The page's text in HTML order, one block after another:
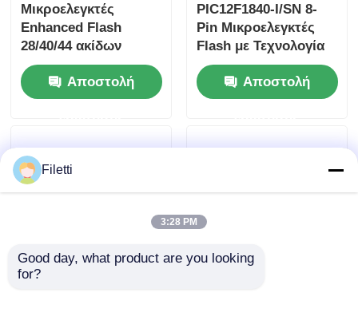
Μικροελεγκτές
Enhanced Flash
28/40/44 ακίδων
PIC18F4520 με A/D
10-bit και τεχνολογία
EXTREME LOW
Αποστολή
PIC12F1840-I/SN 8-
Pin Μικροελεγκτές
Flash με Τεχνολογία
XLP
Αποστολή
Filetti
3:28 PM
Good day, what product are you looking
for?